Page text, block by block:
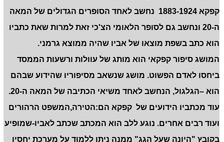
קפקא 1883-1924 נחשב לאחד הסופרים הגדולים של המאה
ה-20 ונחשב גם לסופר הלאומי הצ'כי זאת למרות שאת כתביו
הוא כתב בשפת מוצאו של אביו שהיה ממוצא גרמני.
המושג סיפור קפקאי הוא מותג של עוולות ורשעות הממסד
ביחסו לאדם הפשוט. מושג שנשאב מסיפוריו שהידוע שבהם
הוא –הגלגול, הנחשב לאחד משיאי הכתיבה של המאה ה-20.
עוד מכתביו הידועים של קפקא הם:הטירה,המשפט הרהורים
ועוד רבים אחרים. נוגע ללב הוא המכתב שכתב לאביו-שמופיע
בקובץ "היונה שעל הגג" ממנה ניתן ללמוד על מערכת יחסיו